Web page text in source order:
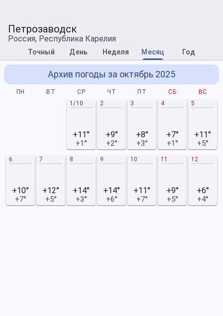
Петрозаводск
Россия, Республика Карелия
Точный День Неделя Месяц Год
Архив погоды за октябрь 2025
ПН ВТ СР ЧТ ПТ СБ
ВС
1/10
+11°
+1°
2
+9°
+2°
3
+8°
+3°
4
+7°
+1°
5
+11°
+5°
6
+10°
+7°
7
+12°
+5°
8
+14°
+3°
9
+14°
+6°
10
+11°
+7°
11
+9°
+5°
12
+6°
+4°